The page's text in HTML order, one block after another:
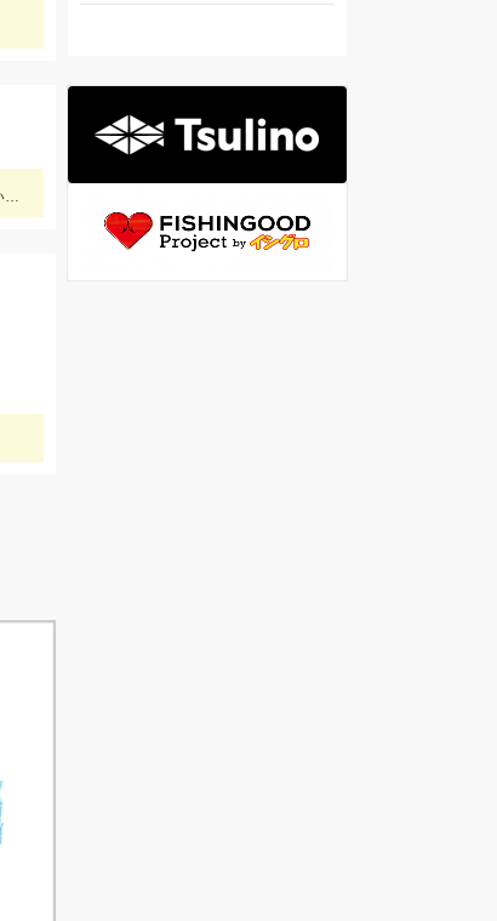
ハナカンは7.0㎜ないと通らないですし、曲がりやすく外れてしまうので気を付けてくださいね！複合メタルであれば、0.1号あった方がいいと思います！